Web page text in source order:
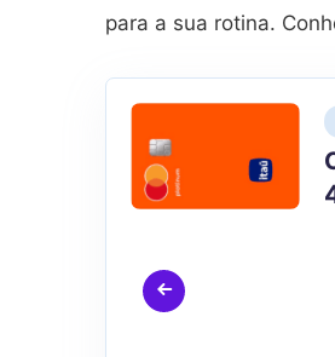
para a sua rotina.